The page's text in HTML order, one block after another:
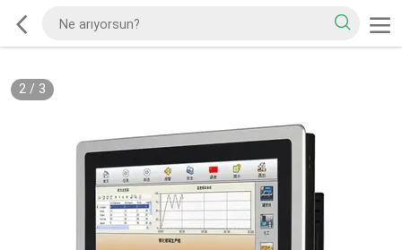
2/ 3